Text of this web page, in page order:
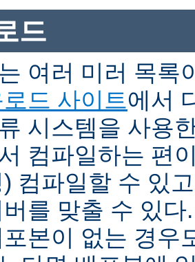
드
여러 미러 목록
드 사이트에서
시스템을 사용
컴파일하는 편
컴파일할 수 있
를 맞출 수 있
본이 없는 경우